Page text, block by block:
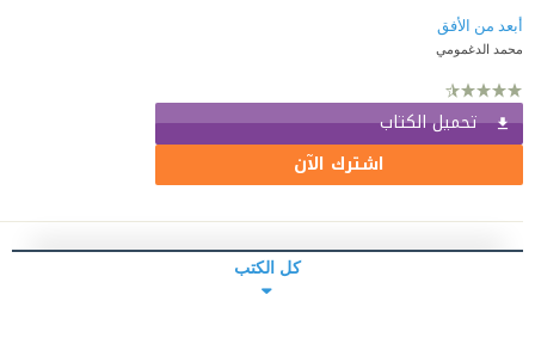
أبعد من الأفق
محمد الدغمومي
تحميل الكتاب
اشترك الآن
كل الكتب